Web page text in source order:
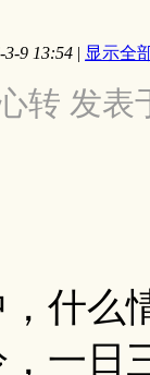
3-9 13:54 | 显示全
转 发表
，什么
，一日